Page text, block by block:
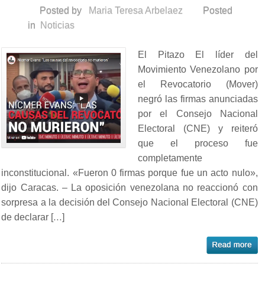
Posted by Maria Teresa Arbelaez
Posted
in
Noticias
El Pitazo El líder del
Movimiento Venezolano por
el Revocatorio (Mover)
negró las firmas anunciadas
por el Consejo Nacional
Electoral (CNE) y reiteró
que el proceso fue
completamente
inconstitucional. «Fueron 0 firmas porque fue un acto nulo»,
dijo Caracas. – La oposición venezolana no reaccionó con
sorpresa a la decisión del Consejo Nacional Electoral (CNE)
de declarar […]